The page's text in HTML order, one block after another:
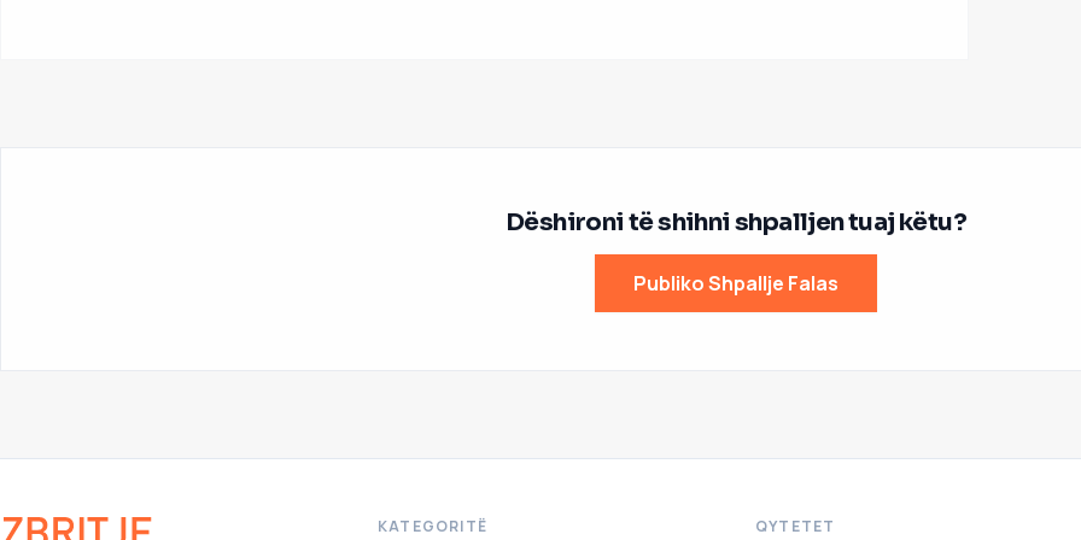
Dëshironi të shihni shpalljen tuaj këtu?
Publiko Shpallje Falas
KATEGORITË QYTETET